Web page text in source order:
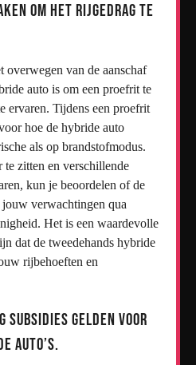
om het rijgedrag te
van de aanschaf
auto is om een proefrit te
ervaren. Tijdens een proefrit
hoe de hybride auto
als op brandstofmodus.
zitten en verschillende
kun je beoordelen of de
verwachtingen qua
Het is een waardevolle
dat de tweedehands hybride
rijbehoeften en
subsidies gelden voor
auto’s.